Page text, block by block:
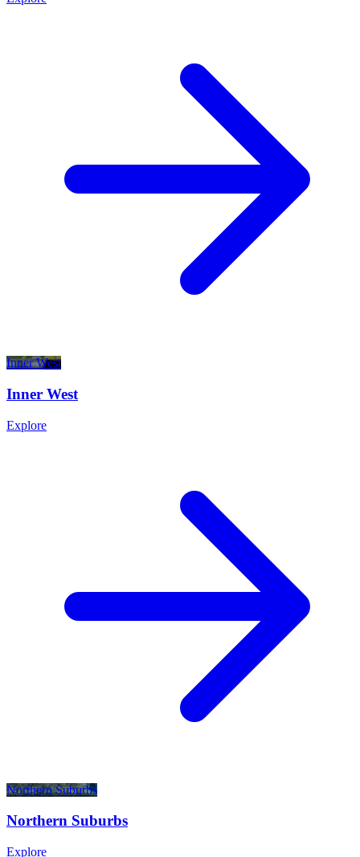
Inner West​​​​‌ ‍ ​‍​‍‌‍ ‌ ​‍‌‍‍‌‌‍‌ ‌‍‍‌‌‍ ‍​‍​‍​ ‍‍​‍​‍‌ ​ ‌‍​‌‌‍ ‍‌‍‍‌‌ ‌​‌ ‍‌​‍ ‍‌‍‍‌‌‍ ​‍​‍​‍ ​​‍​‍‌‍‍​‌ ​‍‌‍‌‌‌‍‌‍​‍​‍​ ‍‍​‍​‍‌‍‍​‌ ‌​‌ ‌​‌ ​​‌ ​ ​ ‍‍​‍ ​‍ ‌‍​‍‌‍‌‍‌ ​​​‍ ‌‌ ​​‌ ​‍‌‍ ‌ ​​‌‍‌‌‌ ​‍‌ ‌​‌ ‍‌​‍ ‌‌‍‌ ‌ ​‍‌‍ ‌ ‌‌‌ ​​​‍ ‍‌ ‌‍‌‍‌‌‌ ​‍‌‍​ ‌‍‌‌‌‍ ​​‍ ‍‌‍​‌‌ ​​‌ ​​​‍ ‌ ​ ‌ ‌​‌ ‌‌‌‍‌​‌‍‍‌‌‍ ​‍ ‌‍‍‌‌‍ ‍‌ ‌​‌‍‌‌‌‍ ‍‌ ‌​​‍ ‌‍‌‌‌‍‌​‌‍‍‌‌ ‌​​‍ ‌‍ ‌‌‍ ‌‍‌​‌‍‌‌​ ‌‌ ​​‌ ​‍‌‍‌‌‌ ​ ‌‍‌‌‌‍ ‍‌ ‌​‌‍​‌‌ ‌​‌‍‍‌‌‍ ‌‍ ‍​ ‍ ‌‍‍‌‌‍‌​​ ‌‌‍ ​‌‍ ‌‍​ ​‍ ‌‌‍‍‌‌‍ ‍‌‍ ‍‌‍‌‌‌ ​‍​‍ ‌‌ ‌ ‌‍‌‌‌ ​ ‌ ‌​​ ‍ ‌ ‌​‌ ‍‌‌ ​​‌‍‌‌​ ‌‌‍ ​‌‍ ‌‍​ ‌‍​‌‌ ‌​‌‍‍‌‌‍ ‌‍ ‍​ ‍ ‌ ​​‌‍​‌‌ ‌​‌‍‍​​ ‌‌‍ ‍‌‍​‌‌‍ ‌‌‍‌‌​ ‌‍​‍‌‍​‌‌ ​ ‌‍‌‌‌‌‌‌‌ ​‍‌‍ ​​ ‌‌‍‍​‌ ‌​‌ ‌​‌ ​​‌ ​ ​‍‌‌​ ​ ‌​​‌​‍‌‌​ ​‍‌​‌‍​‍‌‌​ ​‍‌​‌‍‌‍​‍‌‍‌‍‌ ​​​‍ ‌‌ ​​‌ ​‍‌‍ ‌ ​​‌‍‌‌‌ ​‍‌ ‌​‌ ‍‌​‍ ‌‌‍‌ ‌ ​‍‌‍ ‌ ‌‌‌ ​​​‍ ‍‌ ‌‍‌‍‌‌‌ ​‍‌‍​ ‌‍‌‌‌‍ ​​‍ ‍‌‍​‌‌ ​​‌ ​​​‍‌‌​ ​‍‌​‌‍‌ ​ ‌ ‌​‌ ‌‌‌‍‌​‌‍‍‌‌‍ ​‍‌‍‌‍‍‌‌‍‌​​ ‌‌‍ ​‌‍ ‌‍​ ​‍ ‌‌‍‍‌‌‍ ‍‌‍ ‍‌‍‌‌‌ ​‍​‍ ‌‌ ‌ ‌‍‌‌‌ ​ ‌ ‌​​‍‌‍‌ ‌​‌ ‍‌‌ ​​‌‍‌‌​ ‌‌‍ ​‌‍ ‌‍​ ‌‍​‌‌ ‌​‌‍‍‌‌‍ ‌‍ ‍​‍‌‍‌ ​​‌‍​‌‌ ‌​‌‍‍​​ ‌‌‍ ‍‌‍​‌‌‍ ‌‌‍‌‌​‍‌‍‌ ​​‌‍‌‌‌ ​‍‌ ​ ‌ ​​‌‍‌‌‌‍​ ‌ ‌​‌‍‍‌‌ ‌‍‌‍‌‌​ ‌‌ ​​‌ ‌‌‌‍​‍‌‍ ​‌‍‍‌‌ ​ ‌‍‍​‌‍‌‌‌‍‌​​‍​‍‌ ‌
Inner West​​​​‌ ‍ ​‍​‍‌‍ ‌ ​‍‌‍‍‌‌‍‌ ‌‍‍‌‌‍ ‍​‍​‍​ ‍‍​‍​‍‌ ​ ‌‍​‌‌‍ ‍‌‍‍‌‌ ‌​‌ ‍‌​‍ ‍‌‍‍‌‌‍ ​‍​‍​‍ ​​‍​‍‌‍‍​‌ ​‍‌‍‌‌‌‍‌‍​‍​‍​ ‍‍​‍​‍‌‍‍​‌ ‌​‌ ‌​‌ ​​‌ ​ ​ ‍‍​‍ ​‍ ‌‍​‍‌‍‌‍‌ ​​​‍ ‌‌ ​​‌ ​‍‌‍ ‌ ​​‌‍‌‌‌ ​‍‌ ‌​‌ ‍‌​‍ ‌‌‍‌ ‌ ​‍‌‍ ‌ ‌‌‌ ​​​‍ ‍‌ ‌‍‌‍‌‌‌ ​‍‌‍​ ‌‍‌‌‌‍ ​​‍ ‍‌‍​‌‌ ​​‌ ​​​‍ ‌ ​ ‌ ‌​‌ ‌‌‌‍‌​‌‍‍‌‌‍ ​‍ ‌‍‍‌‌‍ ‍‌ ‌​‌‍‌‌‌‍ ‍‌ ‌​​‍ ‌‍‌‌‌‍‌​‌‍‍‌‌ ‌​​‍ ‌‍ ‌‌‍ ‌‍‌​‌‍‌‌​ ‌‌ ​​‌ ​‍‌‍‌‌‌ ​ ‌‍‌‌‌‍ ‍‌ ‌​‌‍​‌‌ ‌​‌‍‍‌‌‍ ‌‍ ‍​ ‍ ‌‍‍‌‌‍‌​​ ‌‌‍ ​‌‍ ‌‍​ ​‍ ‌‌‍‍‌‌‍ ‍‌‍ ‍‌‍‌‌‌ ​‍​‍ ‌‌ ‌ ‌‍‌‌‌ ​ ‌ ‌​​ ‍ ‌ ‌​‌ ‍‌‌ ​​‌‍‌‌​ ‌‌‍ ​‌‍ ‌‍​ ‌‍​‌‌ ‌​‌‍‍‌‌‍ ‌‍ ‍​ ‍ ‌ ​​‌‍​‌‌ ‌​‌‍‍​​ ‌‌‍ ‍‌‍​‌‌‍ ‌‌‍‌‌​ ‌‍​‍‌‍​‌‌ ​ ‌‍‌‌‌‌‌‌‌ ​‍‌‍ ​​ ‌‌‍‍​‌ ‌​‌ ‌​‌ ​​‌ ​ ​‍‌‌​ ​ ‌​​‌​‍‌‌​ ​‍‌​‌‍​‍‌‌​ ​‍‌​‌‍‌‍​‍‌‍‌‍‌ ​​​‍ ‌‌ ​​‌ ​‍‌‍ ‌ ​​‌‍‌‌‌ ​‍‌ ‌​‌ ‍‌​‍ ‌‌‍‌ ‌ ​‍‌‍ ‌ ‌‌‌ ​​​‍ ‍‌ ‌‍‌‍‌‌‌ ​‍‌‍​ ‌‍‌‌‌‍ ​​‍ ‍‌‍​‌‌ ​​‌ ​​​‍‌‌​ ​‍‌​‌‍‌ ​ ‌ ‌​‌ ‌‌‌‍‌​‌‍‍‌‌‍ ​‍‌‍‌‍‍‌‌‍‌​​ ‌‌‍ ​‌‍ ‌‍​ ​‍ ‌‌‍‍‌‌‍ ‍‌‍ ‍‌‍‌‌‌ ​‍​‍ ‌‌ ‌ ‌‍‌‌‌ ​ ‌ ‌​​‍‌‍‌ ‌​‌ ‍‌‌ ​​‌‍‌‌​ ‌‌‍ ​‌‍ ‌‍​ ‌‍​‌‌ ‌​‌‍‍‌‌‍ ‌‍ ‍​‍‌‍‌ ​​‌‍​‌‌ ‌​‌‍‍​​ ‌‌‍ ‍‌‍​‌‌‍ ‌‌‍‌‌​‍‌‍‌ ​​‌‍‌‌‌ ​‍‌ ​ ‌ ​​‌‍‌‌‌‍​ ‌ ‌​‌‍‍‌‌ ‌‍‌‍‌‌​ ‌‌ ​​‌ ‌‌‌‍​‍‌‍ ​‌‍‍‌‌ ​ ‌‍‍​‌‍‌‌‌‍‌​​‍​‍‌ ‌
Explore
Northern Suburbs​​​​‌ ‍ ​‍​‍‌‍ ‌ ​‍‌‍‍‌‌‍‌ ‌‍‍‌‌‍ ‍​‍​‍​ ‍‍​‍​‍‌ ​ ‌‍​‌‌‍ ‍‌‍‍‌‌ ‌​‌ ‍‌​‍ ‍‌‍‍‌‌‍ ​‍​‍​‍ ​​‍​‍‌‍‍​‌ ​‍‌‍‌‌‌‍‌‍​‍​‍​ ‍‍​‍​‍‌‍‍​‌ ‌​‌ ‌​‌ ​​‌ ​ ​ ‍‍​‍ ​‍ ‌‍​‍‌‍‌‍‌ ​​​‍ ‌‌ ​​‌ ​‍‌‍ ‌ ​​‌‍‌‌‌ ​‍‌ ‌​‌ ‍‌​‍ ‌‌‍‌ ‌ ​‍‌‍ ‌ ‌‌‌ ​​​‍ ‍‌ ‌‍‌‍‌‌‌ ​‍‌‍​ ‌‍‌‌‌‍ ​​‍ ‍‌‍​‌‌ ​​‌ ​​​‍ ‌ ​ ‌ ‌​‌ ‌‌‌‍‌​‌‍‍‌‌‍ ​‍ ‌‍‍‌‌‍ ‍‌ ‌​‌‍‌‌‌‍ ‍‌ ‌​​‍ ‌‍‌‌‌‍‌​‌‍‍‌‌ ‌​​‍ ‌‍ ‌‌‍ ‌‍‌​‌‍‌‌​ ‌‌ ​​‌ ​‍‌‍‌‌‌ ​ ‌‍‌‌‌‍ ‍‌ ‌​‌‍​‌‌ ‌​‌‍‍‌‌‍ ‌‍ ‍​ ‍ ‌‍‍‌‌‍‌​​ ‌‌‍ ​‌‍ ‌‍​ ​‍ ‌‌‍ ‍‌‍ ‌ ​‍‌ ‌​‌‍‍​‌‍‌‌‌ ​‍‌‍ ‍​ ‍ ‌ ‌​‌ ‍‌‌ ​​‌‍‌‌​ ‌‌‍ ​‌‍ ‌‍​ ‌‍​‌‌ ‌​‌‍‍‌‌‍ ‌‍ ‍​ ‍ ‌ ​​‌‍​‌‌ ‌​‌‍‍​​ ‌‌‍ ‍‌‍​‌‌‍ ‌‌‍‌‌​ ‌‍​‍‌‍​‌‌ ​ ‌‍‌‌‌‌‌‌‌ ​‍‌‍ ​​ ‌‌‍‍​‌ ‌​‌ ‌​‌ ​​‌ ​ ​‍‌‌​ ​ ‌​​‌​‍‌‌​ ​‍‌​‌‍​‍‌‌​ ​‍‌​‌‍‌‍​‍‌‍‌‍‌ ​​​‍ ‌‌ ​​‌ ​‍‌‍ ‌ ​​‌‍‌‌‌ ​‍‌ ‌​‌ ‍‌​‍ ‌‌‍‌ ‌ ​‍‌‍ ‌ ‌‌‌ ​​​‍ ‍‌ ‌‍‌‍‌‌‌ ​‍‌‍​ ‌‍‌‌‌‍ ​​‍ ‍‌‍​‌‌ ​​‌ ​​​‍‌‌​ ​‍‌​‌‍‌ ​ ‌ ‌​‌ ‌‌‌‍‌​‌‍‍‌‌‍ ​‍‌‍‌‍‍‌‌‍‌​​ ‌‌‍ ​‌‍ ‌‍​ ​‍ ‌‌‍ ‍‌‍ ‌ ​‍‌ ‌​‌‍‍​‌‍‌‌‌ ​‍‌‍ ‍​‍‌‍‌ ‌​‌ ‍‌‌ ​​‌‍‌‌​ ‌‌‍ ​‌‍ ‌‍​ ‌‍​‌‌ ‌​‌‍‍‌‌‍ ‌‍ ‍​‍‌‍‌ ​​‌‍​‌‌ ‌​‌‍‍​​ ‌‌‍ ‍‌‍​‌‌‍ ‌‌‍‌‌​‍‌‍‌ ​​‌‍‌‌‌ ​‍‌ ​ ‌ ​​‌‍‌‌‌‍​ ‌ ‌​‌‍‍‌‌ ‌‍‌‍‌‌​ ‌‌ ​​‌ ‌‌‌‍​‍‌‍ ​‌‍‍‌‌ ​ ‌‍‍​‌‍‌‌‌‍‌​​‍​‍‌ ‌
Northern Suburbs​​​​‌ ‍ ​‍​‍‌‍ ‌ ​‍‌‍‍‌‌‍‌ ‌‍‍‌‌‍ ‍​‍​‍​ ‍‍​‍​‍‌ ​ ‌‍​‌‌‍ ‍‌‍‍‌‌ ‌​‌ ‍‌​‍ ‍‌‍‍‌‌‍ ​‍​‍​‍ ​​‍​‍‌‍‍​‌ ​‍‌‍‌‌‌‍‌‍​‍​‍​ ‍‍​‍​‍‌‍‍​‌ ‌​‌ ‌​‌ ​​‌ ​ ​ ‍‍​‍ ​‍ ‌‍​‍‌‍‌‍‌ ​​​‍ ‌‌ ​​‌ ​‍‌‍ ‌ ​​‌‍‌‌‌ ​‍‌ ‌​‌ ‍‌​‍ ‌‌‍‌ ‌ ​‍‌‍ ‌ ‌‌‌ ​​​‍ ‍‌ ‌‍‌‍‌‌‌ ​‍‌‍​ ‌‍‌‌‌‍ ​​‍ ‍‌‍​‌‌ ​​‌ ​​​‍ ‌ ​ ‌ ‌​‌ ‌‌‌‍‌​‌‍‍‌‌‍ ​‍ ‌‍‍‌‌‍ ‍‌ ‌​‌‍‌‌‌‍ ‍‌ ‌​​‍ ‌‍‌‌‌‍‌​‌‍‍‌‌ ‌​​‍ ‌‍ ‌‌‍ ‌‍‌​‌‍‌‌​ ‌‌ ​​‌ ​‍‌‍‌‌‌ ​ ‌‍‌‌‌‍ ‍‌ ‌​‌‍​‌‌ ‌​‌‍‍‌‌‍ ‌‍ ‍​ ‍ ‌‍‍‌‌‍‌​​ ‌‌‍ ​‌‍ ‌‍​ ​‍ ‌‌‍ ‍‌‍ ‌ ​‍‌ ‌​‌‍‍​‌‍‌‌‌ ​‍‌‍ ‍​ ‍ ‌ ‌​‌ ‍‌‌ ​​‌‍‌‌​ ‌‌‍ ​‌‍ ‌‍​ ‌‍​‌‌ ‌​‌‍‍‌‌‍ ‌‍ ‍​ ‍ ‌ ​​‌‍​‌‌ ‌​‌‍‍​​ ‌‌‍ ‍‌‍​‌‌‍ ‌‌‍‌‌​ ‌‍​‍‌‍​‌‌ ​ ‌‍‌‌‌‌‌‌‌ ​‍‌‍ ​​ ‌‌‍‍​‌ ‌​‌ ‌​‌ ​​‌ ​ ​‍‌‌​ ​ ‌​​‌​‍‌‌​ ​‍‌​‌‍​‍‌‌​ ​‍‌​‌‍‌‍​‍‌‍‌‍‌ ​​​‍ ‌‌ ​​‌ ​‍‌‍ ‌ ​​‌‍‌‌‌ ​‍‌ ‌​‌ ‍‌​‍ ‌‌‍‌ ‌ ​‍‌‍ ‌ ‌‌‌ ​​​‍ ‍‌ ‌‍‌‍‌‌‌ ​‍‌‍​ ‌‍‌‌‌‍ ​​‍ ‍‌‍​‌‌ ​​‌ ​​​‍‌‌​ ​‍‌​‌‍‌ ​ ‌ ‌​‌ ‌‌‌‍‌​‌‍‍‌‌‍ ​‍‌‍‌‍‍‌‌‍‌​​ ‌‌‍ ​‌‍ ‌‍​ ​‍ ‌‌‍ ‍‌‍ ‌ ​‍‌ ‌​‌‍‍​‌‍‌‌‌ ​‍‌‍ ‍​‍‌‍‌ ‌​‌ ‍‌‌ ​​‌‍‌‌​ ‌‌‍ ​‌‍ ‌‍​ ‌‍​‌‌ ‌​‌‍‍‌‌‍ ‌‍ ‍​‍‌‍‌ ​​‌‍​‌‌ ‌​‌‍‍​​ ‌‌‍ ‍‌‍​‌‌‍ ‌‌‍‌‌​‍‌‍‌ ​​‌‍‌‌‌ ​‍‌ ​ ‌ ​​‌‍‌‌‌‍​ ‌ ‌​‌‍‍‌‌ ‌‍‌‍‌‌​ ‌‌ ​​‌ ‌‌‌‍​‍‌‍ ​‌‍‍‌‌ ​ ‌‍‍​‌‍‌‌‌‍‌​​‍​‍‌ ‌
Explore